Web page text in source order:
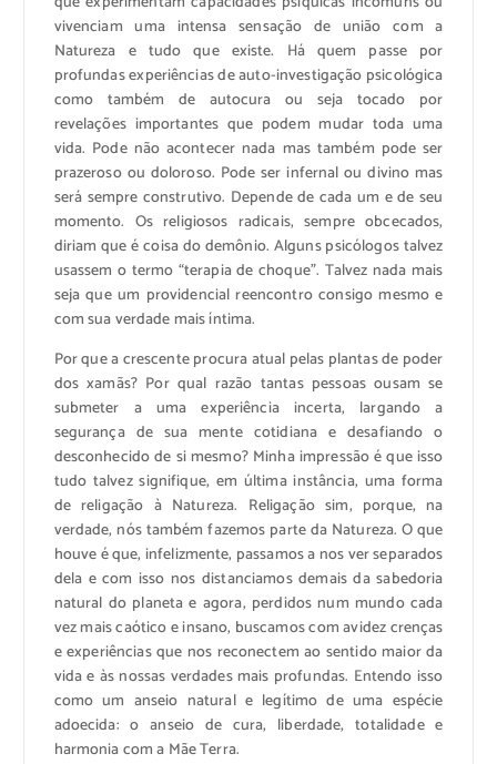
vivenciam uma intensa sensação de união com a
Natureza e tudo que existe. Há quem passe por
profundas experiências de auto-investigação psicológica
como também de autocura ou seja tocado por
revelações importantes que podem mudar toda uma
vida. Pode não acontecer nada mas também pode ser
prazeroso ou doloroso. Pode ser infernal ou divino mas
será sempre construtivo. Depende de cada um e de seu
momento. Os religiosos radicais, sempre obcecados,
diriam que é coisa do demônio. Alguns psicólogos talvez
usassem o termo “terapia de choque”. Talvez nada mais
seja que um providencial reencontro consigo mesmo e
com sua verdade mais íntima.
Por que a crescente procura atual pelas plantas de poder
dos xamãs? Por qual razão tantas pessoas ousam se
submeter a uma experiência incerta, largando a
segurança de sua mente cotidiana e desafiando o
desconhecido de si mesmo? Minha impressão é que isso
tudo talvez signifique, em última instância, uma forma
de religação à Natureza. Religação sim, porque, na
verdade, nós também fazemos parte da Natureza. O que
houve é que, infelizmente, passamos a nos ver separados
dela e com isso nos distanciamos demais da sabedoria
natural do planeta e agora, perdidos num mundo cada
vez mais caótico e insano, buscamos com avidez crenças
e experiências que nos reconectem ao sentido maior da
vida e às nossas verdades mais profundas. Entendo isso
como um anseio natural e legítimo de uma espécie
adoecida: o anseio de cura, liberdade, totalidade e
harmonia com a Mãe Terra.